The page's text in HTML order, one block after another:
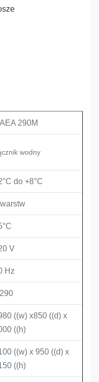
290M
wodny
do +8°C
V
Hz
((w) x850 ((d) x
((h)
((w) x 950 ((d) x
((h)